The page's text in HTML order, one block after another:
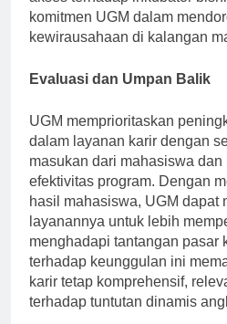
akses terhadap inkubator
komitmen UGM dalam
UGM memprioritaskan
dalam layanan karir dengan
masukan dari mahasiswa dan
efektivitas program. Dengan
hasil mahasiswa, UGM dapat
layanannya untuk lebih
menghadapi tantangan pasar
terhadap keunggulan ini
karir tetap komprehensif,